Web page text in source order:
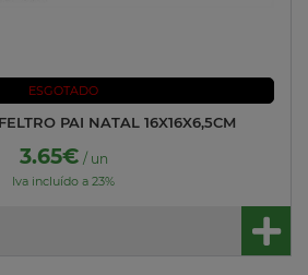
ESGOTADO
PAI NATAL 16X16X6,5CM
3.65€ / un
Iva incluído a 23%